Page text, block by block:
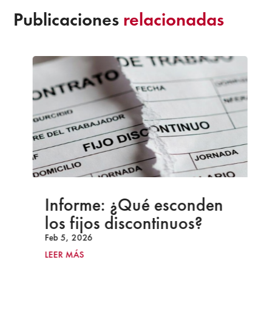
Publicaciones relacionadas
Informe: ¿Qué esconden
los fijos discontinuos?
Feb 5, 2026
LEER MÁS